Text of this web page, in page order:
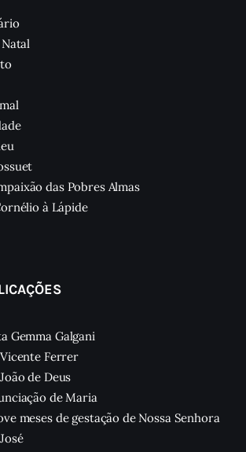
das Pobres Almas
à Lápide
Gemma Galgani
Ferrer
de Deus
de Maria
meses de gestação de Nossa Senhora